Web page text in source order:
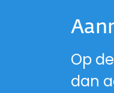
Op
dan